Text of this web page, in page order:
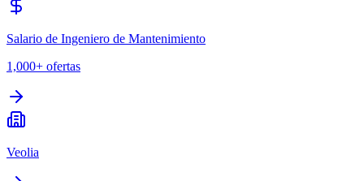
Salario de Ingeniero de Mantenimiento
1,000+ ofertas
Veolia